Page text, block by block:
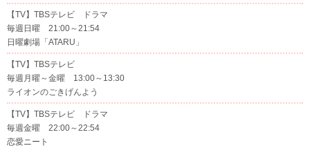
【TV】TBSテレビ ドラマ
毎週日曜 21:00～21:54
日曜劇場「ATARU」
【TV】TBSテレビ
毎週月曜～金曜 13:00～13:30
ライオンのごきげんよう
【TV】TBSテレビ ドラマ
毎週金曜 22:00～22:54
恋愛ニート